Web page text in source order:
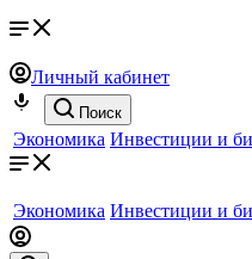
Личный кабинет
Поиск
Экономика Инвестиции и
Экономика Инвестиции и